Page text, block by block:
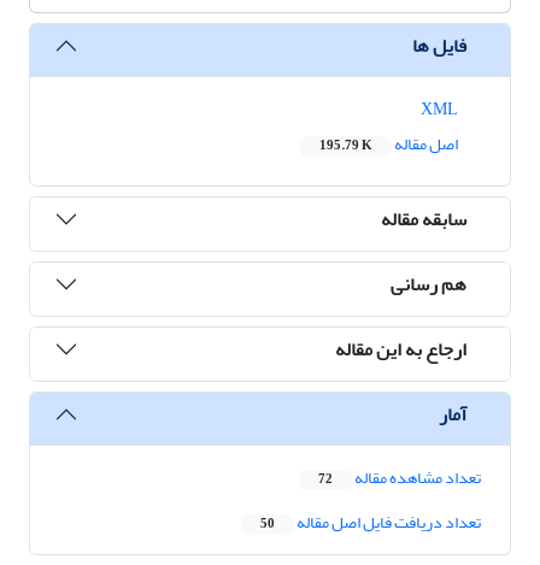
فایل ها
اصل مقاله
195.79 K
سابقه مقاله
هم رسانی
ارجاع به این مقاله
آمار
تعداد مشاهده مقاله 72
تعداد دریافت فایل اصل مقاله 50